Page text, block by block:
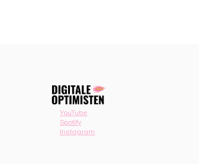
YouTube
Spotify
Instagram